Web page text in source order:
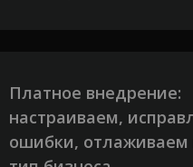
Платное внедрение:
настраиваем,
ошибки,